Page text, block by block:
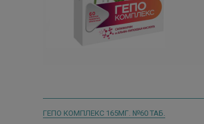
ГЕПО КОМПЛЕКС 165МГ. №60 ТАБ.